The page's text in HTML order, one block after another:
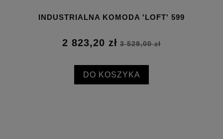
INDUSTRIALNA KOMODA 'LOFT' 599
2 823,20 zł 3 529,00 zł
DO KOSZYKA